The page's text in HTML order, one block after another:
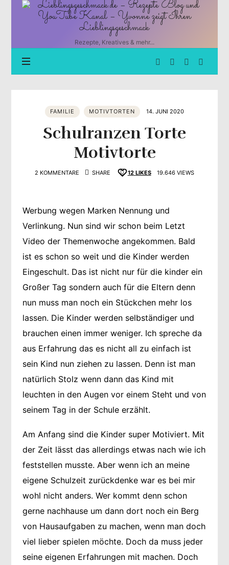
Lieblingsgeschmack.de
Rezepte
und
YouTube
Kanal
Lieblingsgeschmack
Rezepte, Kreatives & mehr...
FAMILIE MOTIVTORTEN 14. JUNI 2020
Schulranzen Torte
Motivtorte
2 KOMMENTARE SHARE 12 LIKES 19.646 VIEWS
Werbung wegen Marken Nennung und
Verlinkung. Nun sind wir schon beim Letzt
Video der Themenwoche angekommen. Bald
ist es schon so weit und die Kinder werden
Eingeschult. Das ist nicht nur für die kinder ein
Großer Tag sondern auch für die Eltern denn
nun muss man noch ein Stückchen mehr los
lassen. Die Kinder werden selbständiger und
brauchen einen immer weniger. Ich spreche da
aus Erfahrung das es nicht all zu einfach ist
sein Kind nun ziehen zu lassen. Denn ist man
natürlich Stolz wenn dann das Kind mit
leuchten in den Augen vor einem Steht und von
seinem Tag in der Schule erzählt.
Am Anfang sind die Kinder super Motiviert. Mit
der Zeit lässt das allerdings etwas nach wie ich
feststellen musste. Aber wenn ich an meine
eigene Schulzeit zurückdenke war es bei mir
wohl nicht anders. Wer kommt denn schon
gerne nachhause um dann dort noch ein Berg
von Hausaufgaben zu machen, wenn man doch
viel lieber spielen möchte. Doch da muss jeder
seine eigenen Erfahrungen mit machen. Doch